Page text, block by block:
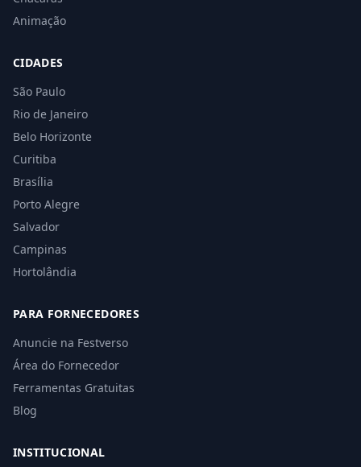
Animação
CIDADES
São Paulo
Rio de Janeiro
Belo Horizonte
Curitiba
Brasília
Porto Alegre
Salvador
Campinas
Hortolândia
PARA FORNECEDORES
Anuncie na Festverso
Área do Fornecedor
Ferramentas Gratuitas
Blog
INSTITUCIONAL